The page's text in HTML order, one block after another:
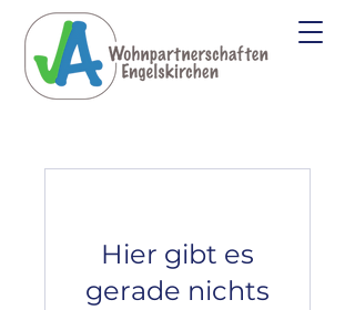
Hier gibt es
gerade nichts